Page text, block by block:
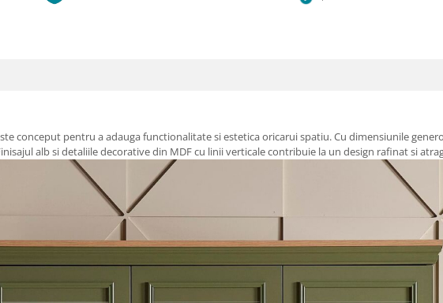
conceput pentru a adauga functionalitate si estetica oricarui spatiu. Cu dimensiunile
alb si detaliile decorative din MDF cu linii verticale contribuie la un design rafinat si